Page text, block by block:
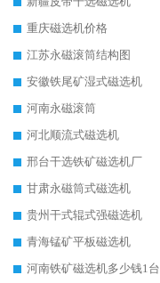
重庆磁选机价格
江苏永磁滚筒结构图
安徽铁尾矿湿式磁选机
河南永磁滚筒
河北顺流式磁选机
邢台干选铁矿磁选机厂
甘肃永磁筒式磁选机
贵州干式辊式强磁选机
青海锰矿平板磁选机
河南铁矿磁选机多少钱1台